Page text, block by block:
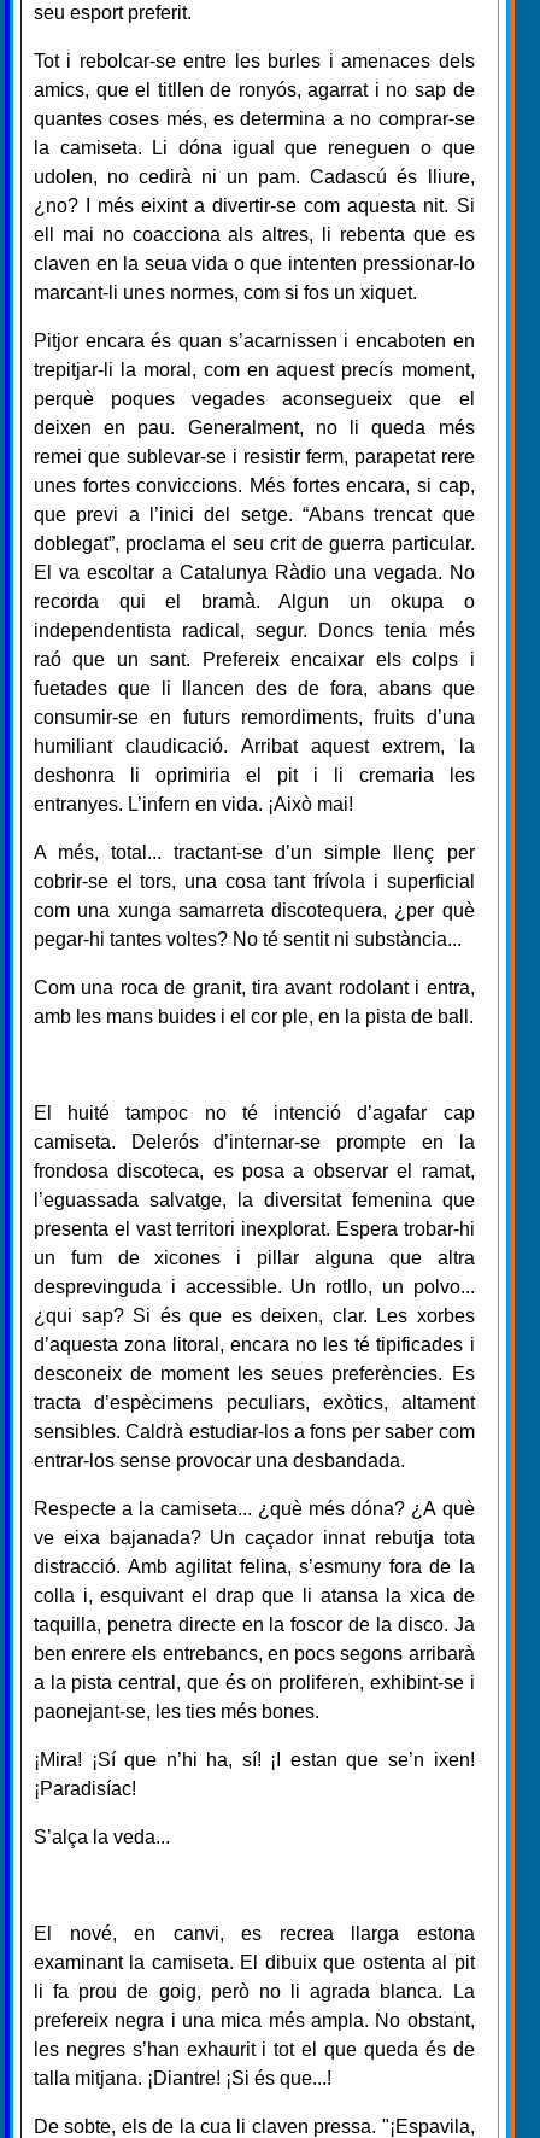
seu esport preferit.
Tot i rebolcar-se entre les burles i amenaces dels
amics, que el titllen de ronyós, agarrat i no sap de
quantes coses més, es determina a no comprar-se
la camiseta. Li dóna igual que reneguen o que
udolen, no cedirà ni un pam. Cadascú és lliure,
¿no? I més eixint a divertir-se com aquesta nit. Si
ell mai no coacciona als altres, li rebenta que es
claven en la seua vida o que intenten pressionar-lo
marcant-li unes normes, com si fos un xiquet.
Pitjor encara és quan s’acarnissen i encaboten en
trepitjar-li la moral, com en aquest precís moment,
perquè poques vegades aconsegueix que el
deixen en pau. Generalment, no li queda més
remei que sublevar-se i resistir ferm, parapetat rere
unes fortes conviccions. Més fortes encara, si cap,
que previ a l’inici del setge. “Abans trencat que
doblegat”, proclama el seu crit de guerra particular.
El va escoltar a Catalunya Ràdio una vegada. No
recorda qui el bramà. Algun un okupa o
independentista radical, segur. Doncs tenia més
raó que un sant. Prefereix encaixar els colps i
fuetades que li llancen des de fora, abans que
consumir-se en futurs remordiments, fruits d’una
humiliant claudicació. Arribat aquest extrem, la
deshonra li oprimiria el pit i li cremaria les
entranyes. L’infern en vida. ¡Això mai!
A més, total... tractant-se d’un simple llenç per
cobrir-se el tors, una cosa tant frívola i superficial
com una xunga samarreta discotequera, ¿per què
pegar-hi tantes voltes? No té sentit ni substància...
Com una roca de granit, tira avant rodolant i entra,
amb les mans buides i el cor ple, en la pista de ball.
El huité tampoc no té intenció d’agafar cap
camiseta. Delerós d’internar-se prompte en la
frondosa discoteca, es posa a observar el ramat,
l’eguassada salvatge, la diversitat femenina que
presenta el vast territori inexplorat. Espera trobar-hi
un fum de xicones i pillar alguna que altra
desprevinguda i accessible. Un rotllo, un polvo...
¿qui sap? Si és que es deixen, clar. Les xorbes
d’aquesta zona litoral, encara no les té tipificades i
desconeix de moment les seues preferències. Es
tracta d’espècimens peculiars, exòtics, altament
sensibles. Caldrà estudiar-los a fons per saber com
entrar-los sense provocar una desbandada.
Respecte a la camiseta... ¿què més dóna? ¿A què
ve eixa bajanada? Un caçador innat rebutja tota
distracció. Amb agilitat felina, s’esmuny fora de la
colla i, esquivant el drap que li atansa la xica de
taquilla, penetra directe en la foscor de la disco. Ja
ben enrere els entrebancs, en pocs segons arribarà
a la pista central, que és on proliferen, exhibint-se i
paonejant-se, les ties més bones.
¡Mira! ¡Sí que n’hi ha, sí! ¡I estan que se’n ixen!
¡Paradisíac!
S’alça la veda...
El nové, en canvi, es recrea llarga estona
examinant la camiseta. El dibuix que ostenta al pit
li fa prou de goig, però no li agrada blanca. La
prefereix negra i una mica més ampla. No obstant,
les negres s’han exhaurit i tot el que queda és de
talla mitjana. ¡Diantre! ¡Si és que...!
De sobte, els de la cua li claven pressa. "¡Espavila,